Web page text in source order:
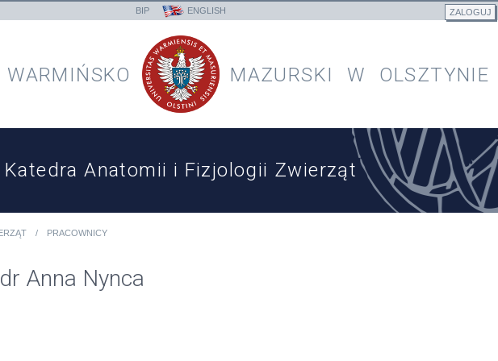
BIP ENGLISH ZALOGUJ
WARMIŃSKO MAZURSKI W OLSZTYNIE
Katedra Anatomii i Fizjologii Zwierząt
PRACOWNICY
dr Anna Nynca